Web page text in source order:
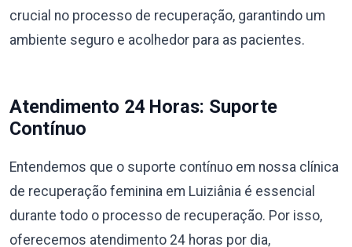
crucial no processo de recuperação, garantindo um
ambiente seguro e acolhedor para as pacientes.
Atendimento 24 Horas: Suporte
Contínuo
Entendemos que o suporte contínuo em nossa clínica
de recuperação feminina em Luiziânia é essencial
durante todo o processo de recuperação. Por isso,
oferecemos atendimento 24 horas por dia,